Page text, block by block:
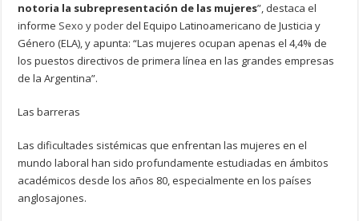
notoria la subrepresentación de las mujeres”, destaca el
informe Sexo y poder del Equipo Latinoamericano de Justicia y
Género (ELA), y apunta: “Las mujeres ocupan apenas el 4,4% de
los puestos directivos de primera línea en las grandes empresas
de la Argentina”.
Las barreras
Las dificultades sistémicas que enfrentan las mujeres en el
mundo laboral han sido profundamente estudiadas en ámbitos
académicos desde los años 80, especialmente en los países
anglosajones.